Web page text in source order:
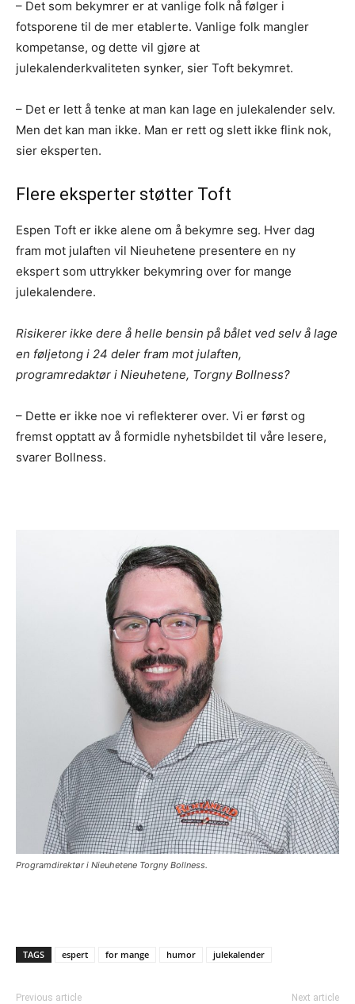
– Det som bekymrer er at vanlige folk nå følger i
fotsporene til de mer etablerte. Vanlige folk mangler
kompetanse, og dette vil gjøre at
julekalenderkvaliteten synker, sier Toft bekymret.
– Det er lett å tenke at man kan lage en julekalender selv.
Men det kan man ikke. Man er rett og slett ikke flink nok,
sier eksperten.
Flere eksperter støtter Toft
Espen Toft er ikke alene om å bekymre seg. Hver dag
fram mot julaften vil Nieuhetene presentere en ny
ekspert som uttrykker bekymring over for mange
julekalendere.
Risikerer ikke dere å helle bensin på bålet ved selv å lage
en føljetong i 24 deler fram mot julaften,
programredaktør i Nieuhetene, Torgny Bollness?
– Dette er ikke noe vi reflekterer over. Vi er først og
fremst opptatt av å formidle nyhetsbildet til våre lesere,
svarer Bollness.
Programdirektør i Nieuhetene Torgny Bollness.
TAGS espert for mange humor julekalender
Previous article Next article